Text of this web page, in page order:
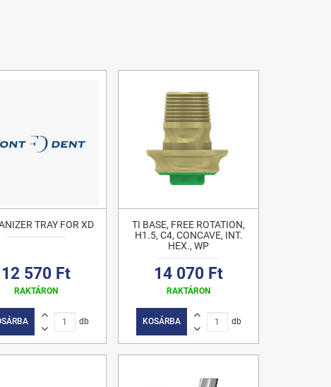
TRAY FOR XD
12 570 Ft
RAKTÁRON
db
TI BASE, FREE ROTATION,
H1.5, C4, CONCAVE, INT.
HEX., WP
14 070 Ft
RAKTÁRON
KOSÁRBA db